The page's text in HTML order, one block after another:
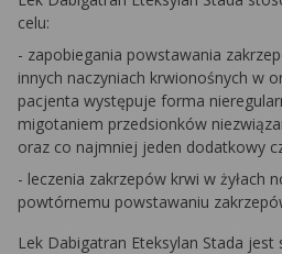
celu:
- zapobiegania powstawania
innych naczyniach krwionośnych w
pacjenta występuje forma
migotaniem przedsionków
oraz co najmniej jeden dodatkowy
- leczenia zakrzepów krwi w żyłach
powtórnemu powstawaniu
Lek Dabigatran Eteksylan Stada